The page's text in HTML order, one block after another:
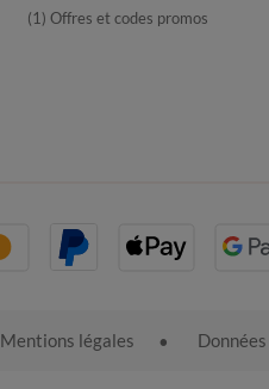
(1) Offres et codes promos
Mentions légales